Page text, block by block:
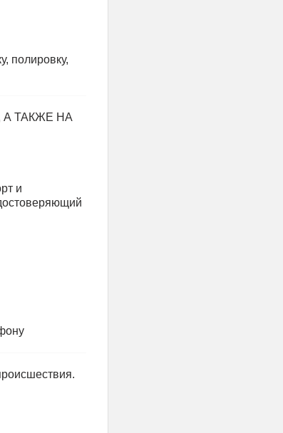
полировку,
ТАКЖЕ НА
и